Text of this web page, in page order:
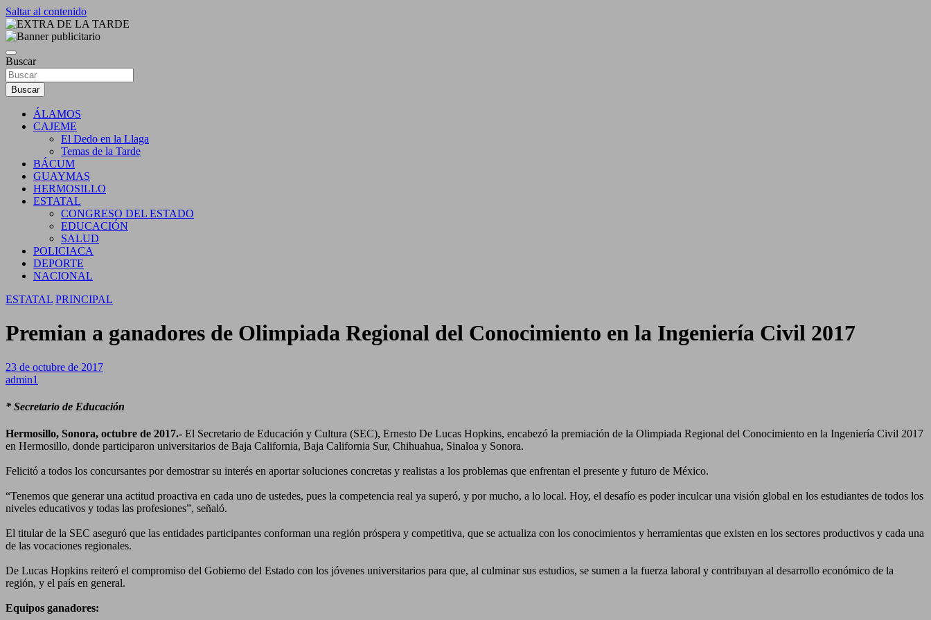
Saltar al contenido
EXTRA DE LA TARDE
Buscar
Buscar
ÁLAMOS
CAJEME
El Dedo en la Llaga
Temas de la Tarde
BÁCUM
GUAYMAS
HERMOSILLO
ESTATAL
CONGRESO DEL ESTADO
EDUCACIÓN
SALUD
POLICIACA
DEPORTE
NACIONAL
ESTATAL PRINCIPAL
Premian a ganadores de Olimpiada Regional del Conocimiento en la Ingeniería Civil 2017
23 de octubre de 2017
admin1
* Secretario de Educación
Hermosillo, Sonora, octubre de 2017.- El Secretario de Educación y Cultura (SEC), Ernesto De Lucas Hopkins, encabezó la premiación de la Olimpiada Regional del Conocimiento en la Ingeniería Civil 2017
en Hermosillo, donde participaron universitarios de Baja California, Baja California Sur, Chihuahua, Sinaloa y Sonora.
Felicitó a todos los concursantes por demostrar su interés en aportar soluciones concretas y realistas a los problemas que enfrentan el presente y futuro de México.
“Tenemos que generar una actitud proactiva en cada uno de ustedes, pues la competencia real ya superó, y por mucho, a lo local. Hoy, el desafío es poder inculcar una visión global en los estudiantes de todos los
niveles educativos y todas las profesiones”, señaló.
El titular de la SEC aseguró que las entidades participantes conforman una región próspera y competitiva, que se actualiza con los conocimientos y herramientas que existen en los sectores productivos y cada una
de las vocaciones regionales.
De Lucas Hopkins reiteró el compromiso del Gobierno del Estado con los jóvenes universitarios para que, al culminar sus estudios, se sumen a la fuerza laboral y contribuyan al desarrollo económico de la
región, y el país en general.
Equipos ganadores: